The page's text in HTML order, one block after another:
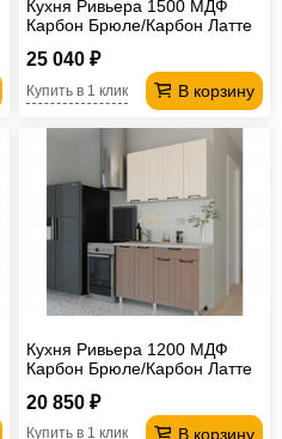
Кухня Ривьера 1500 МДФ
Карбон Брюле/Карбон Латте
25 040 ₽
В корзину
Купить в 1 клик
Кухня Ривьера 1200 МДФ
Карбон Брюле/Карбон Латте
20 850 ₽
В корзину
Купить в 1 клик